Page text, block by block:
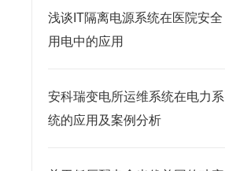
浅谈IT隔离电源系统在医院安全
用电中的应用
安科瑞变电所运维系统在电力系
统的应用及案例分析